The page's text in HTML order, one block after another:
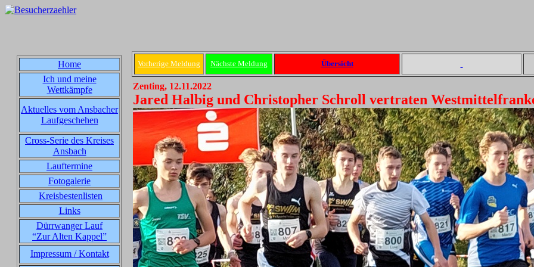
Home
Ich und meine
Wettkämpfe
Aktuelles vom Ansbacher
Laufgeschehen
Cross-Serie des Kreises
Ansbach
Lauftermine
Fotogalerie
Kreisbestenlisten
Links
Dürrwanger Lauf
“Zur Alten Kappel”
Impressum / Kontakt
Vorherige Meldung Nächste Meldung Übersicht
Zenting, 12.11.2022
Jared Halbig und Christopher Schroll vertraten